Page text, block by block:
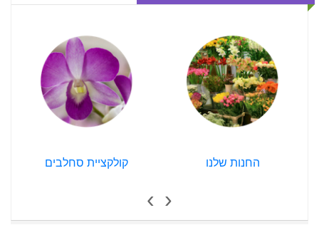
החנות שלנו קולקציית סחלבים
‹
›